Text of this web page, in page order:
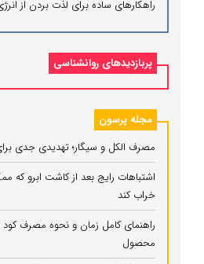
راهکارهای ساده برای لذت بردن از
پربازدیدهای روانشناسی
مجله پرسون
مصرف الکل و سیگار؛ تهدیدی جدی
اشتباهات رایج بعد از کاشت ابرو که
خراب کند
محصول